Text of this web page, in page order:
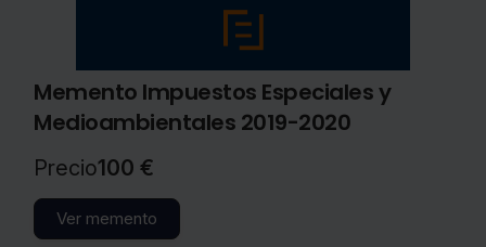
Memento Impuestos Especiales y
Medioambientales 2019-2020
Precio100 €
Ver memento